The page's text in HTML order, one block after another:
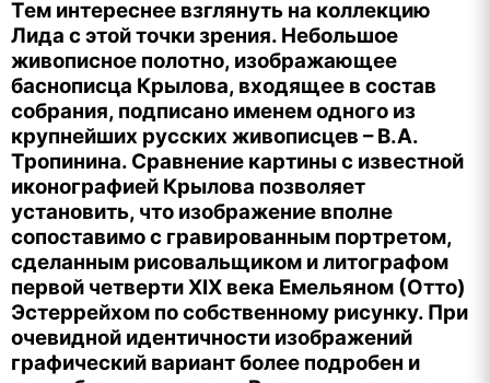
Тем интереснее взглянуть на коллекцию
Лида с этой точки зрения. Небольшое
живописное полотно, изображающее
баснописца Крылова, входящее в состав
собрания, подписано именем одного из
крупнейших русских живописцев – В.А.
Тропинина. Сравнение картины с известной
иконографией Крылова позволяет
установить, что изображение вполне
сопоставимо с гравированным портретом,
сделанным рисовальщиком и литографом
первой четверти XIX века Емельяном (Отто)
Эстеррейхом по собственному рисунку. При
очевидной идентичности изображений
графический вариант более подробен и